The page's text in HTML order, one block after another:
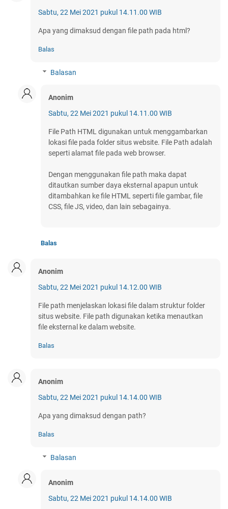
Sabtu, 22 Mei 2021 pukul 14.11.00 WIB
Apa yang dimaksud dengan file path pada html?
Balas
Balasan
Anonim
Sabtu, 22 Mei 2021 pukul 14.11.00 WIB
File Path HTML digunakan untuk menggambarkan
lokasi file pada folder situs website. File Path adalah
seperti alamat file pada web browser.
Dengan menggunakan file path maka dapat
ditautkan sumber daya eksternal apapun untuk
ditambahkan ke file HTML seperti file gambar, file
CSS, file JS, video, dan lain sebagainya.
Balas
Anonim
Sabtu, 22 Mei 2021 pukul 14.12.00 WIB
File path menjelaskan lokasi file dalam struktur folder
situs website. File path digunakan ketika menautkan
file eksternal ke dalam website.
Balas
Anonim
Sabtu, 22 Mei 2021 pukul 14.14.00 WIB
Apa yang dimaksud dengan path?
Balas
Balasan
Anonim
Sabtu, 22 Mei 2021 pukul 14.14.00 WIB